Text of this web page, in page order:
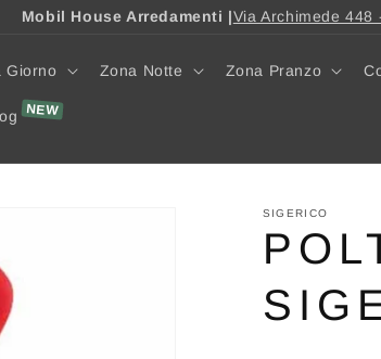
Mobil House Arredamenti |Via Archimede 448
Giorno Zona Notte Zona Pranzo
SIGERICO